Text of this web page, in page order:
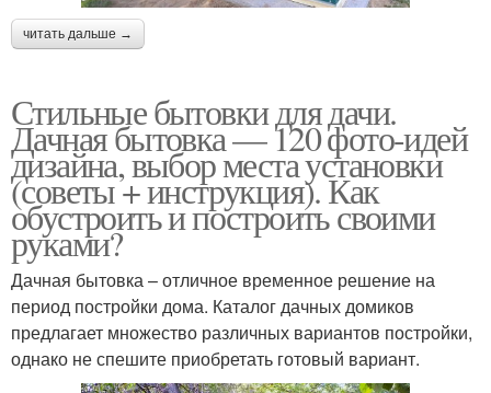
читать дальше →
Стильные бытовки для дачи.
Дачная бытовка — 120 фото-идей
дизайна, выбор места установки
(советы + инструкция). Как
обустроить и построить своими
руками?
Дачная бытовка – отличное временное решение на
период постройки дома. Каталог дачных домиков
предлагает множество различных вариантов постройки,
однако не спешите приобретать готовый вариант.